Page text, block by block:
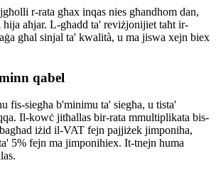
r-rata għax inqas nies għandhom dan,
aħjar. L-għadd ta' reviżjonijiet taħt ir-
għal sinjal ta' kwalità, u ma jiswa xejn biex
qabel
fis-siegħa b'minimu ta' siegħa, u tista'
Il-kowċ jitħallas bir-rata mmultiplikata bis-
iżid il-VAT fejn pajjiżek jimponiha,
5% fejn ma jimponihiex. It-tnejn huma